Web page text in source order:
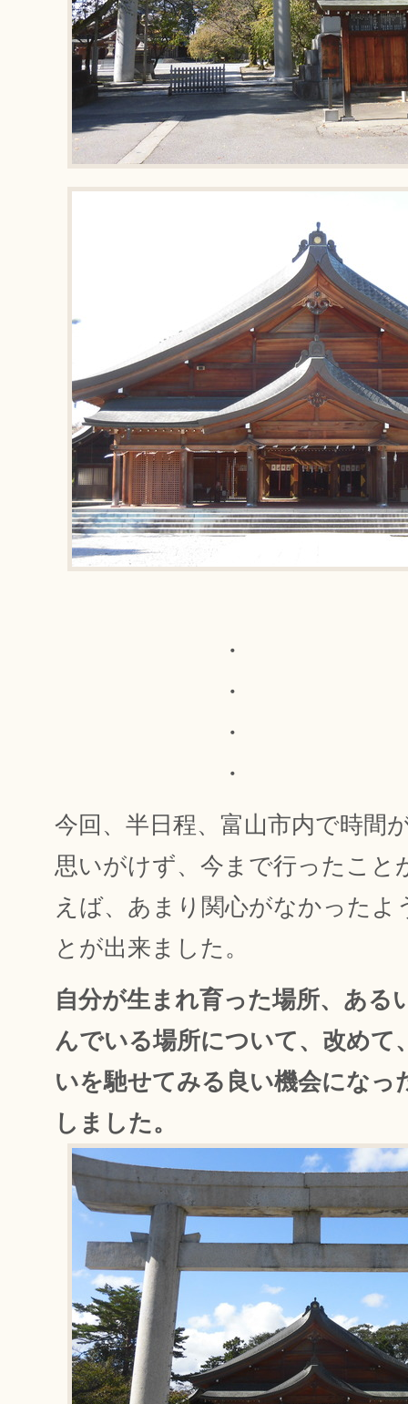
・
・
・
・
今回、半日程、富山市内で時間
思いがけず、今まで行ったこと
えば、あまり関心がなかったよ
とが出来ました。
自分が生まれ育った場所、ある
んでいる場所について、改めて
いを馳せてみる良い機会になっ
しました。